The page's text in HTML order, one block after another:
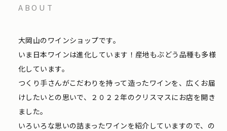
ABOUT
大岡山のワインショップです。
いま日本ワインは進化しています！産地もぶどう品種も多様
化しています。
つくり手さんがこだわりを持って造ったワインを、広くお届
けしたいとの思いで、２０２２年のクリスマスにお店を開き
ました。
いろいろな思いの詰まったワインを紹介していますので、の